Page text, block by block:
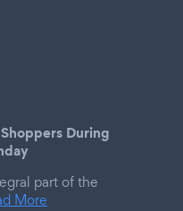
During
part of the
More